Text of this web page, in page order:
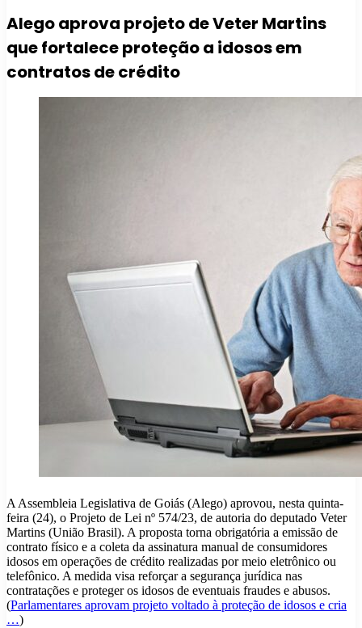
Alego aprova projeto de Veter Martins
que fortalece proteção a idosos em
contratos de crédito
A Assembleia Legislativa de Goiás (Alego) aprovou, nesta quinta-
feira (24), o Projeto de Lei nº 574/23, de autoria do deputado Veter
Martins (União Brasil). A proposta torna obrigatória a emissão de
contrato físico e a coleta da assinatura manual de consumidores
idosos em operações de crédito realizadas por meio eletrônico ou
telefônico. A medida visa reforçar a segurança jurídica nas
contratações e proteger os idosos de eventuais fraudes e abusos.
(Parlamentares aprovam projeto voltado à proteção de idosos e cria
…)